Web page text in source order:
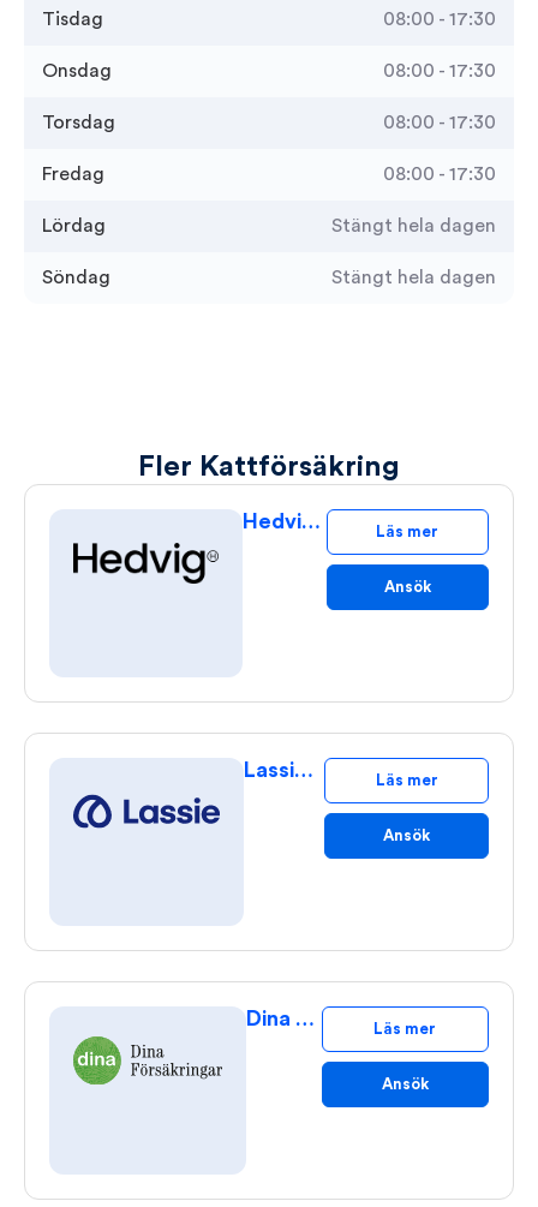
Tisdag 08:00 - 17:30
Onsdag 08:00 - 17:30
Torsdag 08:00 - 17:30
Fredag 08:00 - 17:30
Lördag Stängt hela dagen
Söndag Stängt hela dagen
Fler Kattförsäkring
Hedvig Kattförsäkring Läs mer
Ansök
Lassie kattförsäkring Läs mer
Ansök
Dina Kattförsäkring Läs mer
Ansök